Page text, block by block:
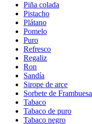
Piña colada
Pistacho
Plátano
Pomelo
Puro
Refresco
Regaliz
Ron
Sandía
Sirope de arce
Sorbete de Frambuesa
Tabaco
Tabaco de puro
Tabaco negro